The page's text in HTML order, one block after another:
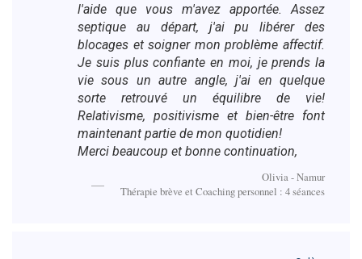
l'aide que vous m'avez apportée. Assez
septique au départ, j'ai pu libérer des
blocages et soigner mon problème affectif.
Je suis plus confiante en moi, je prends la
vie sous un autre angle, j'ai en quelque
sorte retrouvé un équilibre de vie!
Relativisme, positivisme et bien-être font
maintenant partie de mon quotidien!
Merci beaucoup et bonne continuation,
Olivia - Namur
Thérapie brève et Coaching personnel : 4 séances